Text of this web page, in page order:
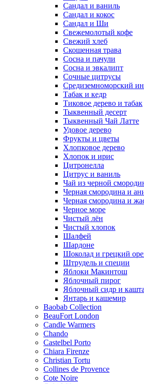
Сандал и ваниль
Сандал и кокос
Сандал и Ши
Свежемолотый кофе
Свежий хлеб
Скошенная трава
Сосна и пачули
Сосна и эвкалипт
Сочные цитрусы
Средиземноморский
Табак и кедр
Тиковое дерево и табак
Тыквенный десерт
Тыквенный Чай Латте
Удовое дерево
Фрукты и цветы
Хлопковое дерево
Хлопок и ирис
Цитронелла
Цитрус и ваниль
Чай из черной
Черная смородина и
Черная смородина и
Черное море
Чистый лён
Чистый хлопок
Шалфей
Шардоне
Шоколад и грецкий
Штрудель и специи
Яблоки Макинтош
Яблочный пирог
Яблочный сидр и
Янтарь и кашемир
Baobab Collection
BeauFort London
Candle Warmers
Chando
Castelbel Porto
Chiara Firenze
Christian Tortu
Collines de Provence
Cote Noire